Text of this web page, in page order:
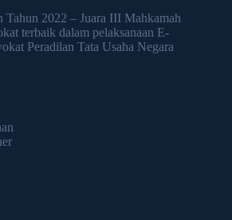
Tahun 2022 – Juara III Mahkamah
terbaik dalam pelaksanaan E-
Peradilan Tata Usaha Negara